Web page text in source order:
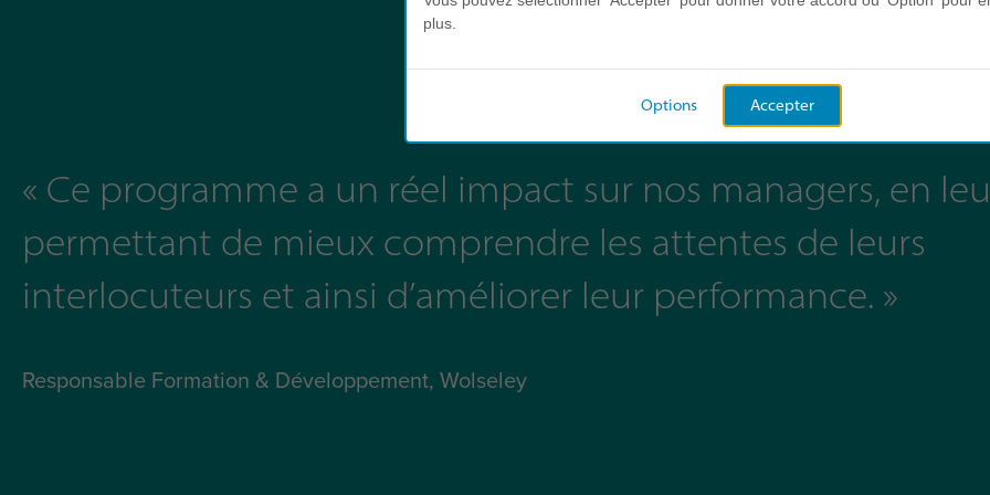
« Ce programme a un réel impact sur nos managers, en
permettant de mieux comprendre les attentes de leurs
interlocuteurs et ainsi d’améliorer leur performance. »
Responsable Formation & Développement, Wolseley
plus.
Accepter
Options